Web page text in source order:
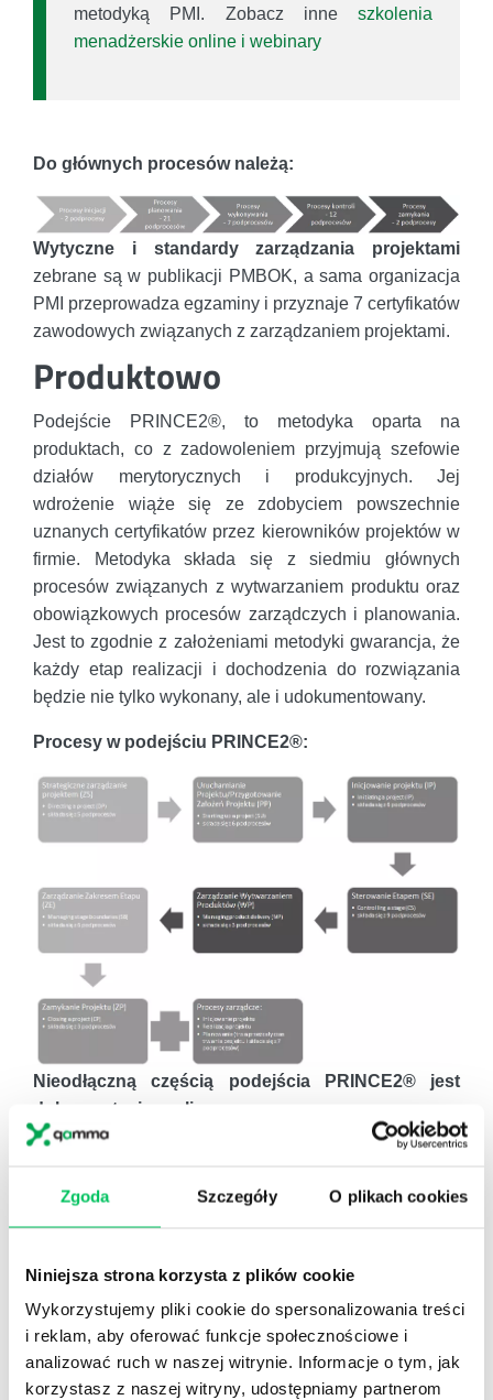
Zgoda Szczegóły O plikach cookies
Niniejsza strona korzysta z plików cookie
Wykorzystujemy pliki cookie do spersonalizowania treści
i reklam, aby oferować funkcje społecznościowe i
analizować ruch w naszej witrynie. Informacje o tym, jak
korzystasz z naszej witryny, udostępniamy partnerom
metodyką PMI. Zobacz inne szkolenia
menadżerskie online i webinary
Do głównych procesów należą:
Wytyczne i standardy zarządzania projektami
zebrane są w publikacji PMBOK, a sama organizacja
PMI przeprowadza egzaminy i przyznaje 7 certyfikatów
zawodowych związanych z zarządzaniem projektami.
Produktowo
Podejście PRINCE2®, to metodyka oparta na
produktach, co z zadowoleniem przyjmują szefowie
działów merytorycznych i produkcyjnych. Jej
wdrożenie wiąże się ze zdobyciem powszechnie
uznanych certyfikatów przez kierowników projektów w
firmie. Metodyka składa się z siedmiu głównych
procesów związanych z wytwarzaniem produktu oraz
obowiązkowych procesów zarządczych i planowania.
Jest to zgodnie z założeniami metodyki gwarancja, że
każdy etap realizacji i dochodzenia do rozwiązania
będzie nie tylko wykonany, ale i udokumentowany.
Procesy w podejściu PRINCE2®:
Nieodłączną częścią podejścia PRINCE2® jest
dokumentacja czyli:
inicjująca
projekt
9 dokumentów
6
rejestrów
7
raportów
planów